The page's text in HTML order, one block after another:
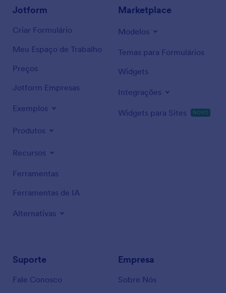
Jotform
Criar Formulário
Meu Espaço de Trabalho
Preços
Jotform Empresas
Exemplos
Produtos
Recursos
Ferramentas
Ferramentas de IA
Alternativas
Marketplace
Modelos
Temas para Formulários
Widgets
Integrações
Widgets para Sites NOVO
Suporte
Fale Conosco
Empresa
Sobre Nós